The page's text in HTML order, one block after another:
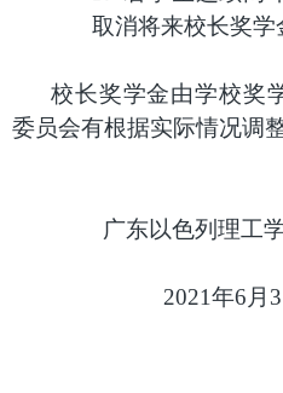
取消将来校长奖学
校长奖学金由学校奖
委员会有根据实际情况调
广东以色列理工
2021年6 月 3